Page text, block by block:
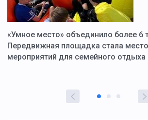
«Умное место» объединило более 6
Передвижная площадка стала
мероприятий для семейного отдыха